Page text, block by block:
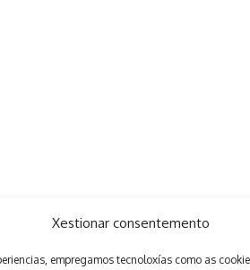
Xestionar consentemento
empregamos tecnoloxías como as